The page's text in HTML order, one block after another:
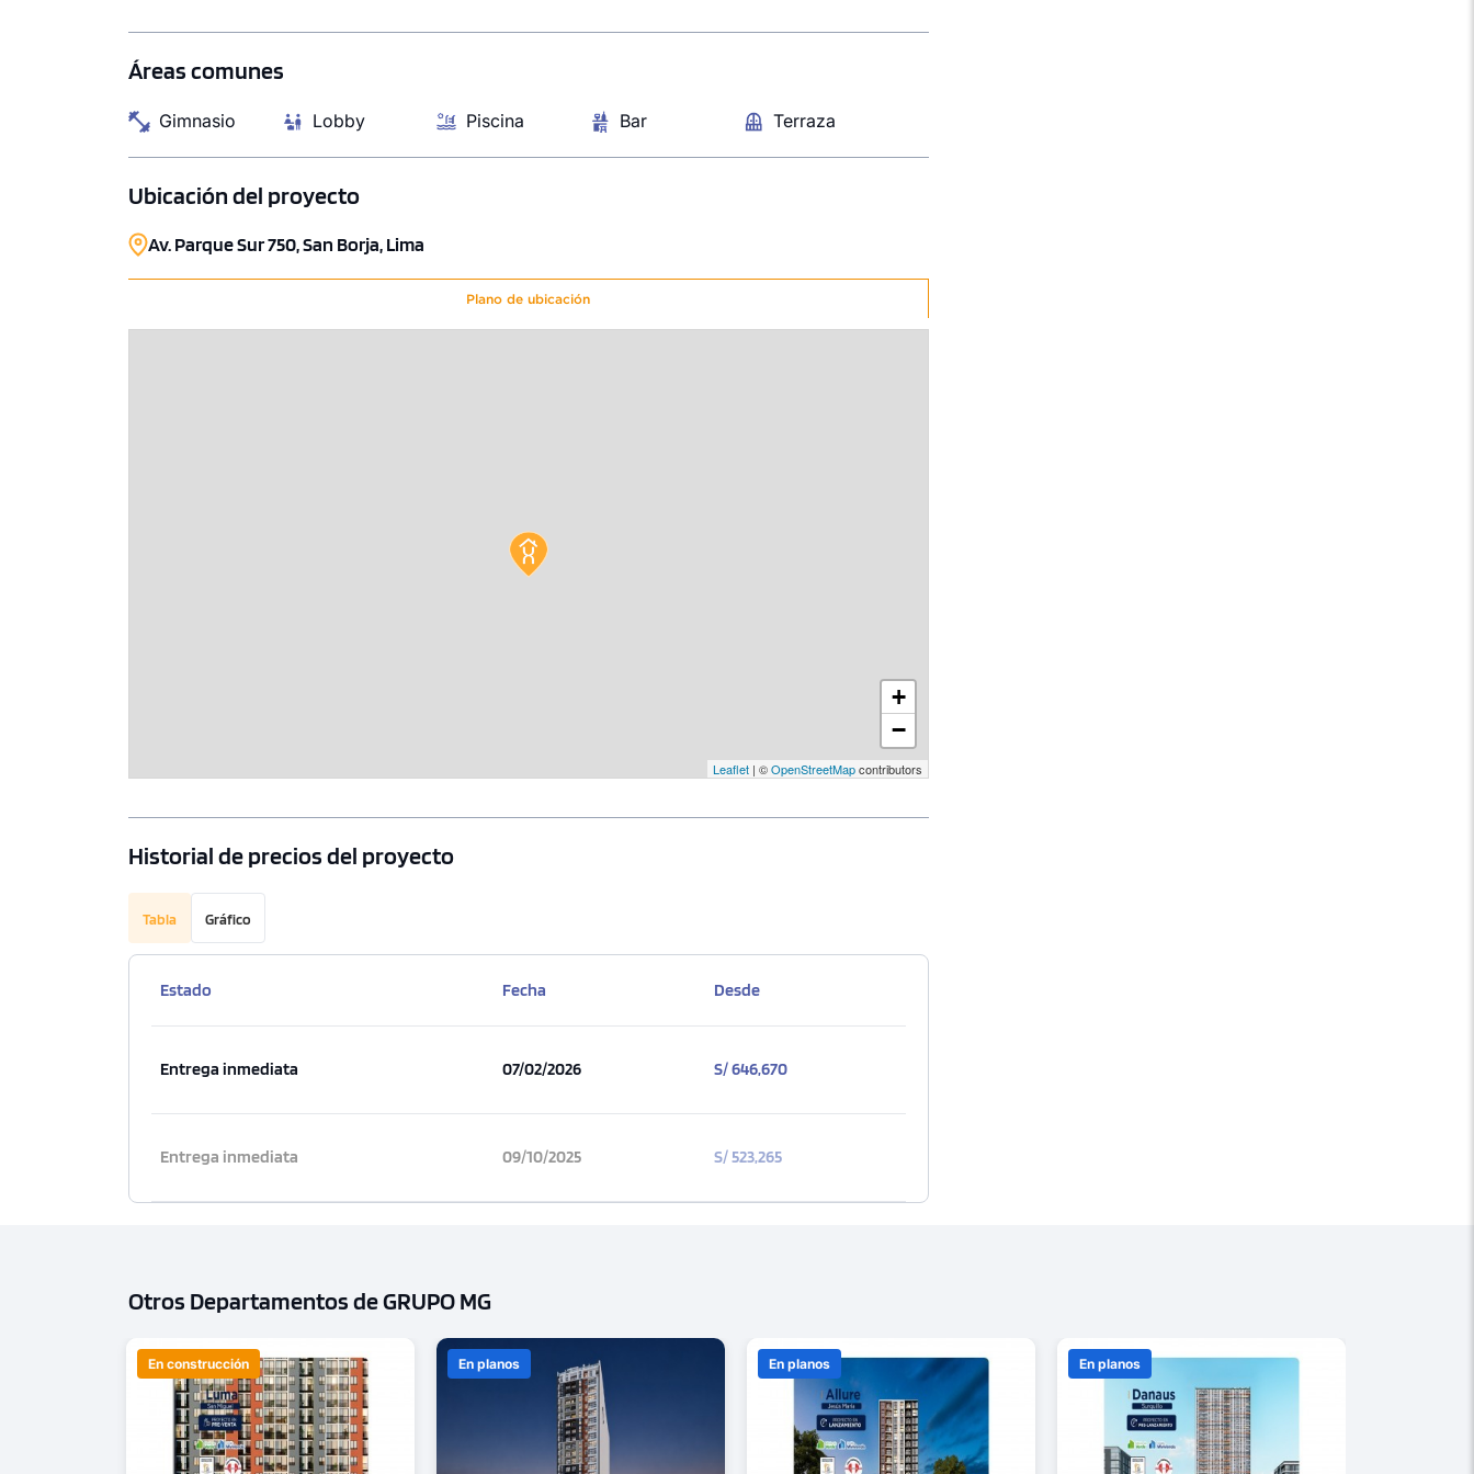
aprovechamiento máximo de espacio.
Áreas comunes
Gimnasio Lobby Piscina Bar Terraza
Ubicación del proyecto
Av. Parque Sur 750, San Borja, Lima
Plano de ubicación
+
−
Leaflet | ©OpenStreetMapcontributors
Historial de precios del proyecto
Tabla Gráfico
Estado Fecha Desde
Entrega inmediata 07/02/2026 S/ 646,670
Entrega inmediata 09/10/2025 S/ 523,265
Otros Departamentos de GRUPO MG
En construcción En planos En planos En planos